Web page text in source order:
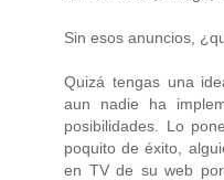
Sin esos anuncios,
Quizá tengas una
aun nadie ha
posibilidades. Lo
poquito de éxito,
en TV de su web